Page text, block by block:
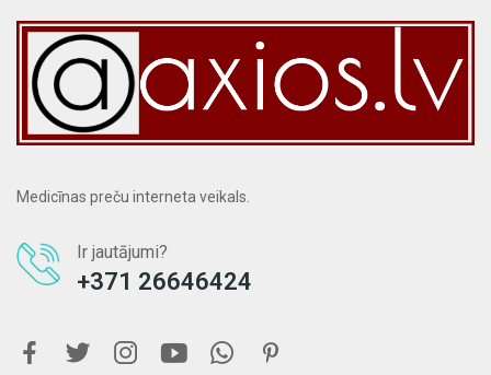
Medicīnas preču interneta veikals.
Ir jautājumi?
+371 26646424